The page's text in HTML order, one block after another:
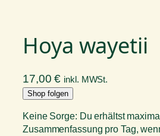
Hoya wayetii
17,00€ inkl. MWSt.
Shop folgen
Keine Sorge: Du erhältst
Zusammenfassung pro Tag,